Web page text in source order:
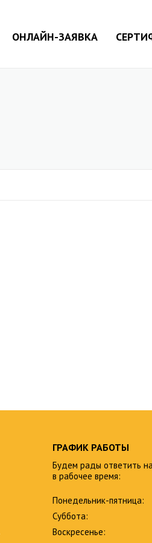
ОНЛАЙН-ЗАЯВКА
ГРАФИК РАБОТЫ
Будем рады ответить
в рабочее время:
Понедельник-пятница:
Суббота:
Воскресенье: